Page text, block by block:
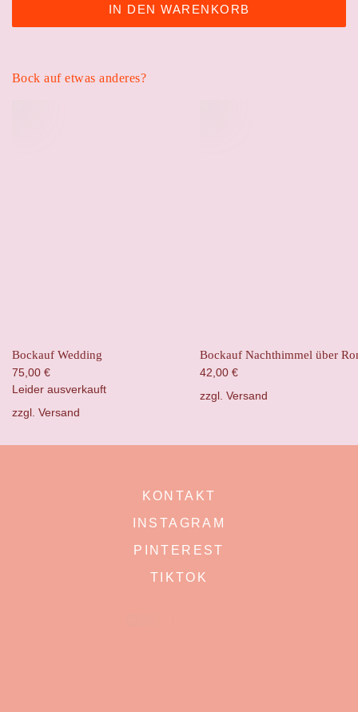
IN DEN WARENKORB
Bock auf etwas anderes?
Bockauf Wedding
75,00 €
Leider ausverkauft
zzgl. Versand
Bockauf Nachthimmel über
42,00 €
zzgl. Versand
KONTAKT
INSTAGRAM
PINTEREST
TIKTOK